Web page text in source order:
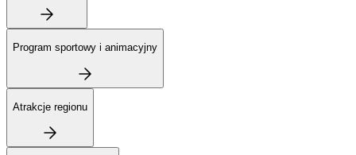
Program sportowy i animacyjny
Atrakcje regionu